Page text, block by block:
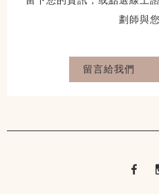
劃師與
留言給我們